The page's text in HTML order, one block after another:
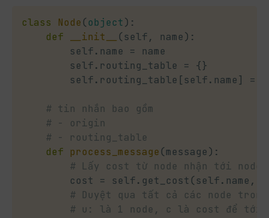
class Node (object) :
def
__init__ (self, name) :
        self
. name = name
        self
. routing_table = {}
        self
. routing_table [self. name] =
# tin nhắn bao gồm
# - origin
# - routing_table
def
process_message (message) :
# Lấy cost từ node nhận tới
        cost
= self. get_cost (self. name ,
# Duyệt qua tất cả các node
# u: là 1 node, c là cost để tới